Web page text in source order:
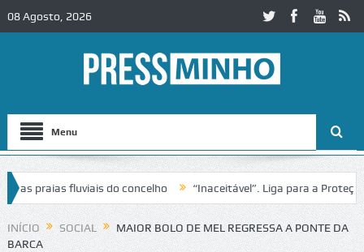
08 Agosto, 2026
Menu
praias fluviais do concelho “Inaceitável”. Liga para a Proteção da
de trânsito no IC2 em Alcobaça Igreja do Castelo de Cerveira
INÍCIO SOCIAL
MAIOR BOLO DE MEL REGRESSA A PONTE DA
BARCA